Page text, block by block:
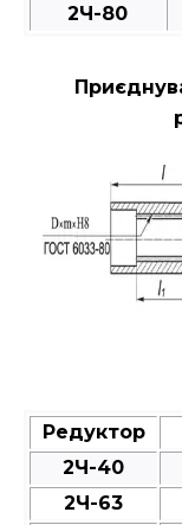
2Ч-80
Редуктор
2Ч-40
2Ч-63